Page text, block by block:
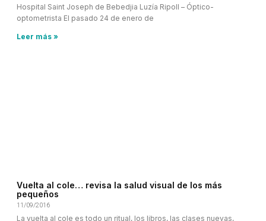
Hospital Saint Joseph de Bebedjia Luzía Ripoll – Óptico-
optometrista El pasado 24 de enero de
Leer más »
Vuelta al cole… revisa la salud visual de los más
pequeños
11/09/2016
La vuelta al cole es todo un ritual, los libros, las clases nuevas,